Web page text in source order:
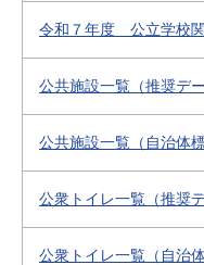
令和７年度 公立学校
公共施設一覧（推奨デ
公共施設一覧（自治体
公衆トイレ一覧（推奨
公衆トイレ一覧（自治